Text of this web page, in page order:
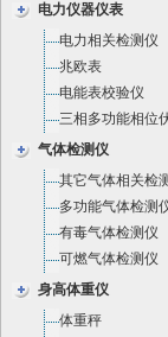
电力仪器仪表
电力相关检测仪
兆欧表
电能表校验仪
三相多功能相位
气体检测仪
其它气体相关检
多功能气体检测
有毒气体检测仪
可燃气体检测仪
身高体重仪
体重秤